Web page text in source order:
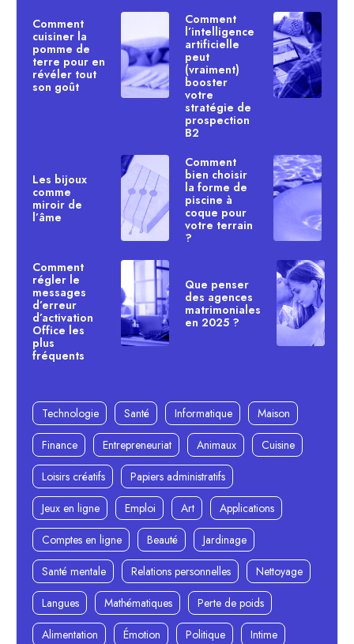
Comment
cuisiner la
pomme de
terre pour en
révéler tout
son goût
Comment
l’intelligence
artificielle
peut
(vraiment)
booster
votre
stratégie de
prospection
B2
Les bijoux
comme
miroir de
l’âme
Comment
bien choisir
la forme de
piscine à
coque pour
votre terrain
?
Comment
régler le
messages
d’erreur
d’activation
Office les
plus
fréquents
Que penser
des agences
matrimoniales
en 2025 ?
Technologie Santé Informatique
Maison
Finance
Entrepreneuriat Animaux
Cuisine
Loisirs créatifs
Papiers administratifs
Jeux en ligne
Emploi Art
Applications
Comptes en ligne
Beauté
Jardinage
Santé mentale
Relations personnelles
Nettoyage
Langues
Mathématiques
Perte de poids
Alimentation
Émotion Politique
Intime